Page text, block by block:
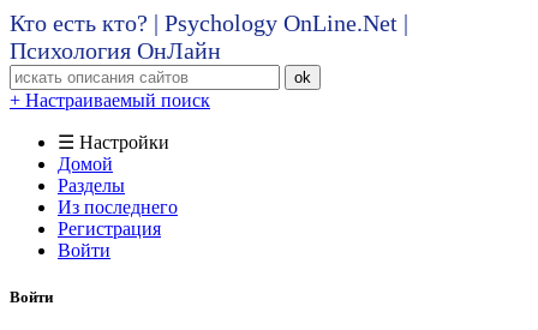
Кто есть кто? | Psychology OnLine.Net |
Психология ОнЛайн
ok
+ Настраиваемый поиск
☰ Настройки
Домой
Разделы
Из последнего
Регистрация
Войти
Войти